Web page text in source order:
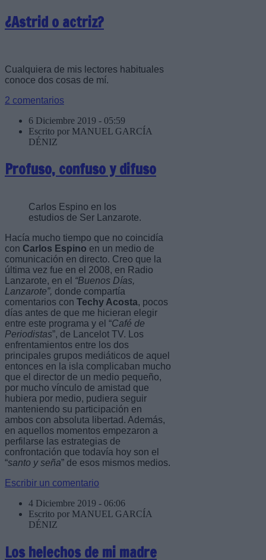
¿Astrid o actriz?
Cualquiera de mis lectores habituales
conoce dos cosas de mí.
2 comentarios
6 Diciembre 2019 - 05:59
Escrito por MANUEL GARCÍA
DÉNIZ
Profuso, confuso y difuso
Carlos Espino en los
estudios de Ser Lanzarote.
Hacía mucho tiempo que no coincidía
con Carlos Espino en un medio de
comunicación en directo. Creo que la
última vez fue en el 2008, en Radio
Lanzarote, en el “Buenos Días,
Lanzarote”, donde compartía
comentarios con Techy Acosta, pocos
días antes de que me hicieran elegir
entre este programa y el “Café de
Periodistas”, de Lancelot TV. Los
enfrentamientos entre los dos
principales grupos mediáticos de aquel
entonces en la isla complicaban mucho
que el director de un medio pequeño,
por mucho vínculo de amistad que
hubiera por medio, pudiera seguir
manteniendo su participación en
ambos con absoluta libertad. Además,
en aquellos momentos empezaron a
perfilarse las estrategias de
confrontación que todavía hoy son el
“santo y seña” de esos mismos medios.
Escribir un comentario
4 Diciembre 2019 - 06:06
Escrito por MANUEL GARCÍA
DÉNIZ
Los helechos de mi madre